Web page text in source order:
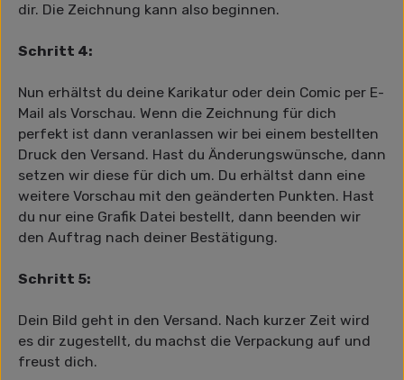
dir. Die Zeichnung kann also beginnen.
Schritt 4:
Nun erhältst du deine Karikatur oder dein Comic per E-
Mail als Vorschau. Wenn die Zeichnung für dich
perfekt ist dann veranlassen wir bei einem bestellten
Druck den Versand. Hast du Änderungswünsche, dann
setzen wir diese für dich um. Du erhältst dann eine
weitere Vorschau mit den geänderten Punkten. Hast
du nur eine Grafik Datei bestellt, dann beenden wir
den Auftrag nach deiner Bestätigung.
Schritt 5:
Dein Bild geht in den Versand. Nach kurzer Zeit wird
es dir zugestellt, du machst die Verpackung auf und
freust dich.